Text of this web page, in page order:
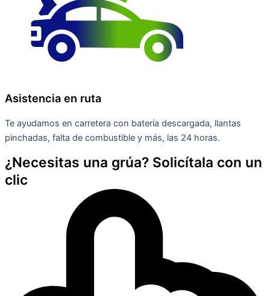
Asistencia en ruta
Te ayudamos en carretera con batería descargada, llantas
pinchadas, falta de combustible y más, las 24 horas.
¿Necesitas una grúa? Solicítala con un
clic